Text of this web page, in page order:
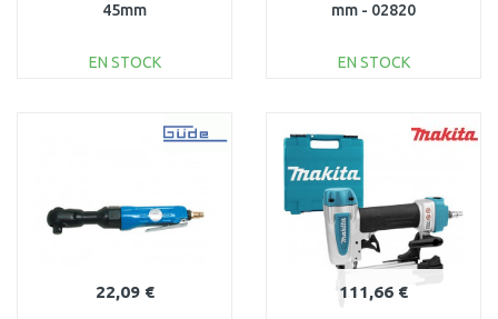
45mm
EN STOCK
mm - 02820
EN STOCK
Au comparatif
22,09 € 111,66 €